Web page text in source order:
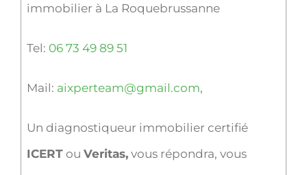
immobilier à La Roquebrussanne
Tel: 06 73 49 89 51
Mail: aixperteam@gmail.com,
Un diagnostiqueur immobilier certifié
ICERTou Veritas,vous répondra, vous